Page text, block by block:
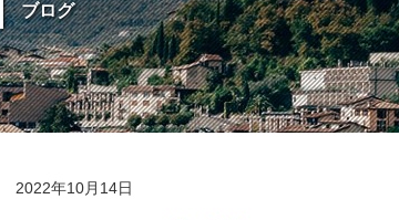
ブログ
2022年10月14日